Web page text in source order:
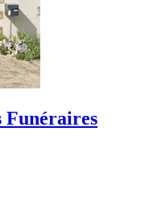
Funéraires